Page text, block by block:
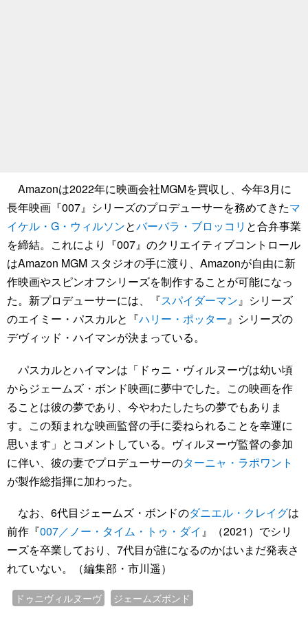
Amazonは2022年に映画会社MGMを買収し、今年3月に
長年映画『007』シリーズのプロデューサーを務めてきたマ
イケル・G・ウィルソンとバーバラ・ブロッコリ と合弁事業
を締結。これにより『007』のクリエイティブコントロール
はAmazon MGM スタジオの手に渡り、Amazonが自由に新
作映画やスピンオフシリーズを制作することが可能になっ
た。新プロデューサーには、『スパイダーマン』シリーズ
のエイミー・パスカルと『ハリー・ポッター』シリーズの
デヴィッド・ハイマンが決まっている。
パスカルとハイマンは「ドゥニ・ヴィルヌーヴは幼い頃
からジェームズ・ボンド映画に夢中でした。この映画を作
ることは彼の夢であり、今やわたしたちの夢でもありま
す。この類まれな映画監督の手に委ねられることを幸運に
思います」とコメントしている。ヴィルヌーヴ監督の参加
に伴い、彼の妻でプロデューサーのターニャ・ラポワント
が製作総指揮に加わった。
なお、6代目ジェームズ・ボンドのダニエル・クレイグは
前作『007／ノー・タイム・トゥ・ダイ 』（2021）でシリ
ーズを卒業しており、7代目が誰になるのかはいまだ発表さ
れていない。（編集部・市川遥）
ドゥニヴィルヌーヴ ジェームズボンド